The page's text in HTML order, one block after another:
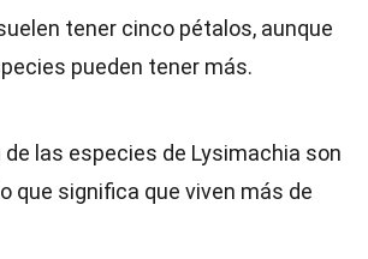
tener cinco pétalos, aunque
pueden tener más.
de las especies de Lysimachia son
que significa que viven más de